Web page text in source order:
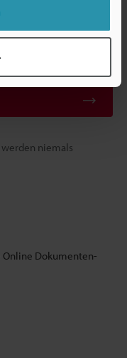
niemals
Online Dokumenten-